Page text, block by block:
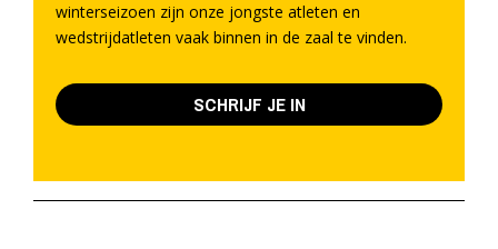
winterseizoen zijn onze jongste atleten en
wedstrijdatleten vaak binnen in de zaal te vinden.
SCHRIJF JE IN